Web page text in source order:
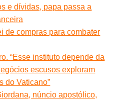
e dívidas, papa passa a
de compras para combater
“Esse instituto depende da
escusos exploram
do Vaticano”
núncio apostólico,